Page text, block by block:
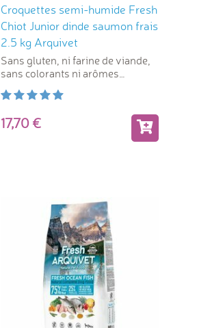
Croquettes semi-humide Fresh
Chiot Junior dinde saumon frais
2.5 kg Arquivet
Sans gluten, ni farine de viande,
sans colorants ni arômes
17,70